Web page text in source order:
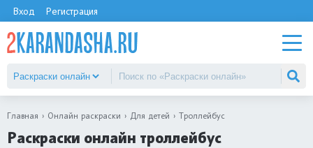
Вход Регистрация
Главная Онлайн раскраски Для детей Троллейбус
Раскраски онлайн троллейбус